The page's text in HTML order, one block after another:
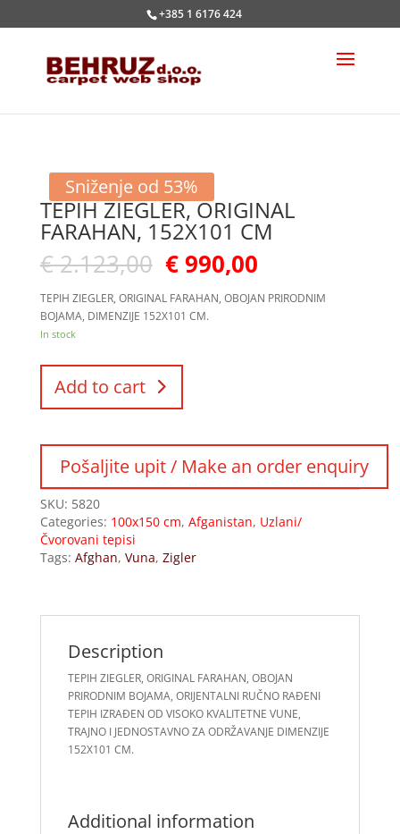
+385 1 6176 424
Sniženje od 53%
TEPIH ZIEGLER, ORIGINAL
FARAHAN, 152X101 CM
€2.123,00 €990,00
TEPIH ZIEGLER, ORIGINAL FARAHAN, OBOJAN PRIRODNIM
BOJAMA, DIMENZIJE 152X101 CM.
In stock
Add to cart
SKU: 5820
Categories: 100x150 cm, Afganistan, Uzlani/
Čvorovani tepisi
Tags: Afghan, Vuna, Zigler
Description
TEPIH ZIEGLER, ORIGINAL FARAHAN, OBOJAN
PRIRODNIM BOJAMA, ORIJENTALNI RUČNO RAĐENI
TEPIH IZRAĐEN OD VISOKO KVALITETNE VUNE,
TRAJNO I JEDNOSTAVNO ZA ODRŽAVANJE DIMENZIJE
152X101 CM.
Additional information